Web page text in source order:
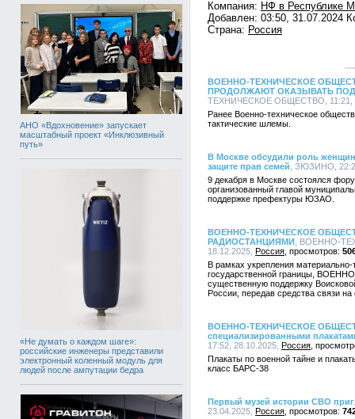
АНО «Вдохновение» запускает
масштабный проект «Инклюзивный
путь»
«Не думать о каждом шаге»:
российские инженеры представили
электронный коленный модуль для
людей после ампутации бедра
Компания: НФ в Республике
Добавлен: 03:50, 31.07.2024
Страна: Россия
ВОЕННО-ТЕХНИЧЕСКОЕ
ПРОДОЛЖАЮТ ОКАЗЫВАТЬ
ТЕХНИЧЕСКОЕ ОБЩЕСТВО, 11:21,
Ранее Военно-техническое
тактические шлемы.
В Москве обсудили роль
защите прав семей , ЗЮЗИНО,
9 декабря в Москве состоялся
организованный главой
поддержке префектуры ЮЗАО.
ВОЕННО-ТЕХНИЧЕСКОЕ
РАДИОСТАНЦИЯМИ , ВОЕННО-
18.12.2025, Россия
В рамках укрепления
государственной границы,
существенную поддержку
России, передав средства связи
ВОЕННО-ТЕХНИЧЕСКОЕ
специализированными
17:52, 28.10.2025, Россия
Плакаты по военной тайне и
класс БАРС-38
Первый музей истории СВО
23.04.2025, Россия